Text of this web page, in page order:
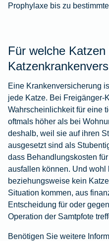
Prophylaxe bis zu
Für welche
Eine Krankenversicherung
jede Katze. Bei Freigänger-
Wahrscheinlichkeit für eine
oftmals höher als bei
deshalb, weil sie auf ihren
ausgesetzt sind als
dass Behandlungskosten
ausfallen können. Und wohl
beziehungsweise kein
Situation kommen, aus
Entscheidung für oder
Operation der Samtpfote
Benötigen Sie weitere